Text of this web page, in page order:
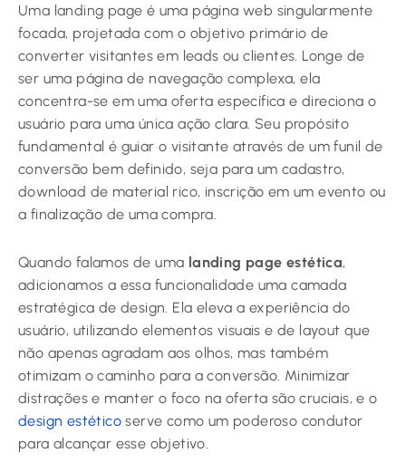
Uma landing page é uma página web singularmente
focada, projetada com o objetivo primário de
converter visitantes em leads ou clientes. Longe de
ser uma página de navegação complexa, ela
concentra-se em uma oferta específica e direciona o
usuário para uma única ação clara. Seu propósito
fundamental é guiar o visitante através de um funil de
conversão bem definido, seja para um cadastro,
download de material rico, inscrição em um evento ou
a finalização de uma compra.
Quando falamos de uma landing page estética,
adicionamos a essa funcionalidade uma camada
estratégica de design. Ela eleva a experiência do
usuário, utilizando elementos visuais e de layout que
não apenas agradam aos olhos, mas também
otimizam o caminho para a conversão. Minimizar
distrações e manter o foco na oferta são cruciais, e o
design estético serve como um poderoso condutor
para alcançar esse objetivo.